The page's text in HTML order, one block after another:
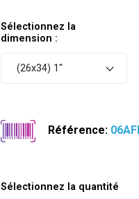
Sélectionnez la
dimension :
(26x34) 1"
Référence:
Sélectionnez la quantité